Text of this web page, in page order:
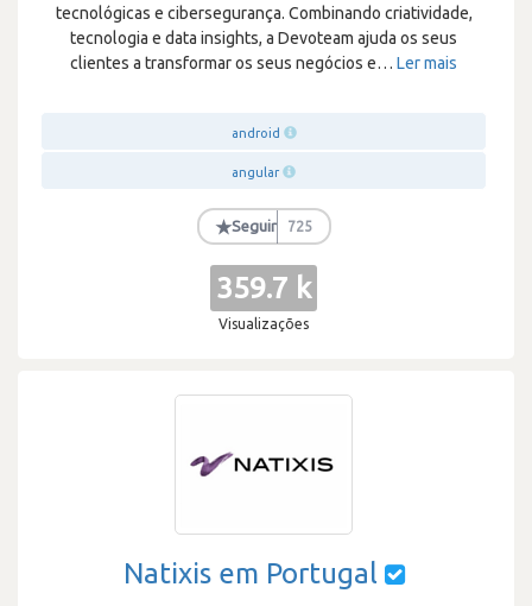
tecnológicas e cibersegurança. Combinando criatividade,
tecnologia e data insights, a Devoteam ajuda os seus
clientes a transformar os seus negócios e… Ler mais
android
angular
★Seguir 725
359.7 k
Visualizações
Natixis em Portugal